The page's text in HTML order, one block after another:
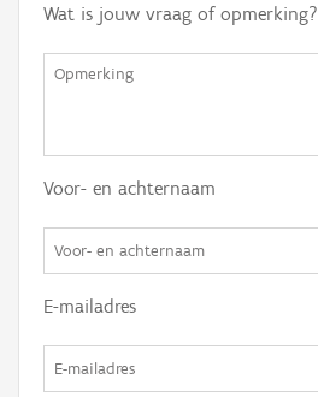
Wat is jouw vraag of opmerking?
Voor- en achternaam
E-mailadres